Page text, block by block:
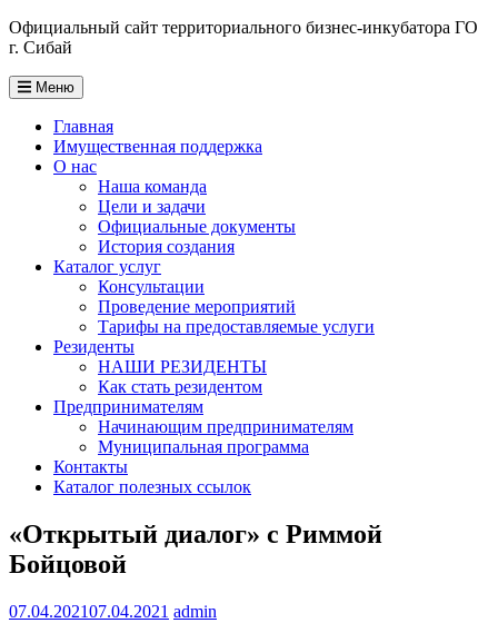
Официальный сайт территориального бизнес-инкубатора ГО
г. Сибай
Меню
Главная
Имущественная поддержка
О нас
Наша команда
Цели и задачи
Официальные документы
История создания
Каталог услуг
Консультации
Проведение мероприятий
Тарифы на предоставляемые услуги
Резиденты
НАШИ РЕЗИДЕНТЫ
Как стать резидентом
Предпринимателям
Начинающим предпринимателям
Муниципальная программа
Контакты
Каталог полезных ссылок
«Открытый диалог» с Риммой
Бойцовой
07.04.202107.04.2021 admin